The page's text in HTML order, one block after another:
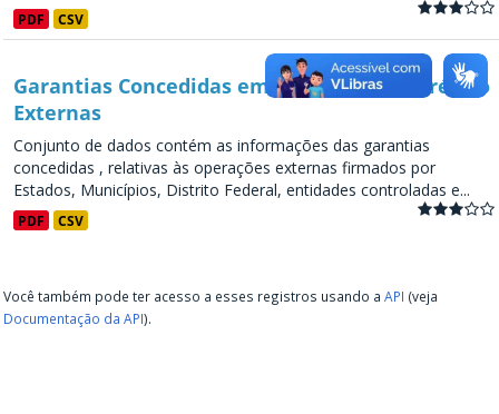
PDF CSV
Garantias Concedidas em Operações de Crédito
Externas
Conjunto de dados contém as informações das garantias
concedidas , relativas às operações externas firmados por
Estados, Municípios, Distrito Federal, entidades controladas e...
PDF CSV
Você também pode ter acesso a esses registros usando a API (veja
Documentação da API).